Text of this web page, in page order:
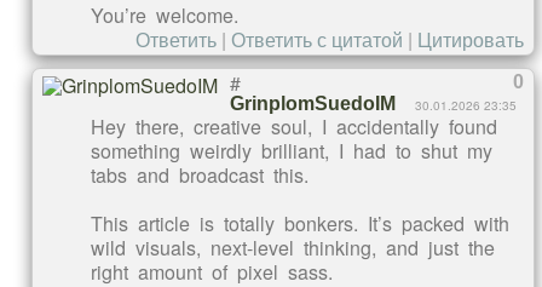
You’re welcome.
Ответить | Ответить с цитатой | Цитировать
0
#
GrinplomSuedoIM 30.01.2026 23:35
Hey there, creative soul, I accidentally found
something weirdly brilliant, I had to shut my
tabs and broadcast this.
This article is totally bonkers. It’s packed with
wild visuals, next-level thinking, and just the
right amount of pixel sass.